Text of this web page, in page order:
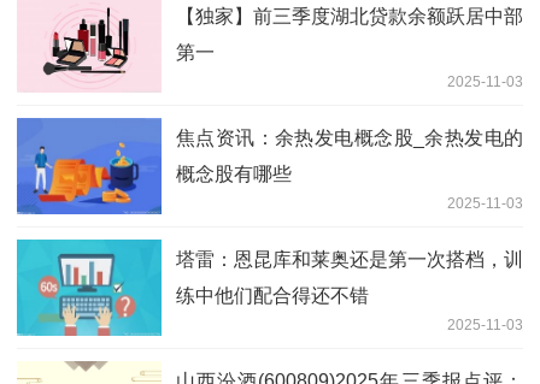
【独家】前三季度湖北贷款余额跃居中部
第一
2025-11-03
焦点资讯：余热发电概念股_余热发电的
概念股有哪些
2025-11-03
塔雷：恩昆库和莱奥还是第一次搭档，训
练中他们配合得还不错
2025-11-03